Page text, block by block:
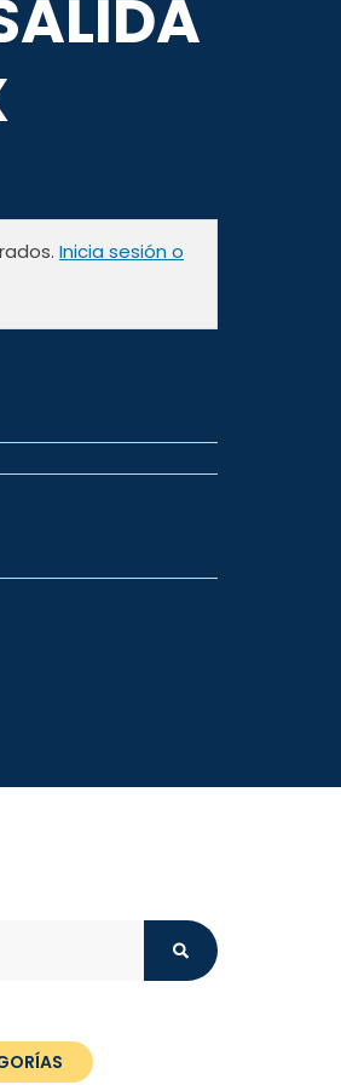
Inicia sesión o